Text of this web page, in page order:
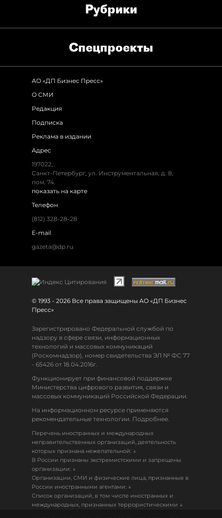
Рубрики
Спец­проекты
АО «ДП Бизнес Пресс»
О СМИ
Редакция
Подписка
Реклама в издании
Адрес
197022,
Санкт-Петербург, ул. Инструментальная, д. 8,
пом. 74.
показать на карте
Телефон
(812) 328-28-28
E-mail
gazeta@dp.ru
© 1993 - 2026 Все права защищены АО «ДП Бизнес
Пресс»
Зарегистрировано Федеральной службой по
надзору в сфере связи, информационных
технологий и массовых коммуникаций
(Роскомнадзор), номер свидетельства ЭЛ № ФС 77
- 65426 от 18.04.2016г.
Функционирует при финансовой поддержке
Министерства цифрового развития, связи и
массовых коммуникаций Российской Федерации.
На информационном ресурсе применяются
рекомендательные технологии. Подробнее.
Перечень иностранных и международных
неправительственных организаций, деятельность
которых признана нежелательной: ↓
В России признаны экстремистскими и запрещены
организации: ↓
Организации, СМИ и физические лица, признанные в
России иностранными агентами: ↓
Список организаций, в том числе иностранных и
международных, признанных террористическими ↓